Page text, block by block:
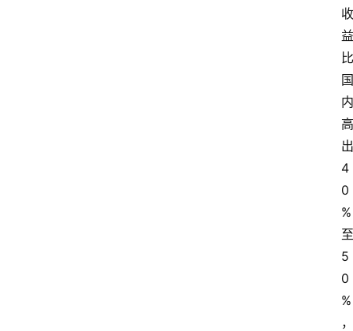
收
益
比
国
内
高
出
4
0
%
至
5
0
%
，